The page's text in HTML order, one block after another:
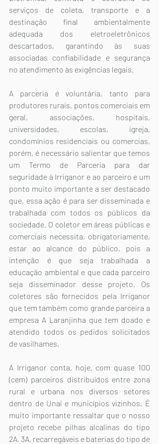
serviços de coleta, transporte e a
destinação final ambientalmente
adequada dos eletroeletrônicos
descartados, garantindo às suas
associadas confiabilidade e segurança
no atendimento às exigências legais.
A parceria é voluntária, tanto para
produtores rurais, pontos comerciais em
geral, associações, hospitais,
universidades, escolas, igreja,
condomínios residenciais ou comercias,
porém, é necessário salientar que temos
um Termo de Parceria para dar
seguridade à Irriganor e ao parceiro e um
ponto muito importante a ser destacado
que, essa ação é para ser disseminada e
trabalhada com todos os públicos da
sociedade. O coletor em áreas públicas e
comerciais necessita, obrigatoriamente,
estar ao alcance do público, pois a
intenção é que seja trabalhada a
educação ambiental e que cada parceiro
seja disseminador desse projeto. Os
coletores são fornecidos pela Irriganor
que tem também como grande parceira a
empresa A Laranjinha que tem doado e
atendido todos os pedidos solicitados
de vasilhames.
A Irriganor conta, hoje, com quase 100
(cem) parceiros distribuídos entre zona
rural e urbana nos diversos setores
dentro de Unaí e municípios vizinhos. É
muito importante ressaltar que o nosso
projeto recebe pilhas alcalinas do tipo
2A, 3A, recarregáveis e baterias do tipo de